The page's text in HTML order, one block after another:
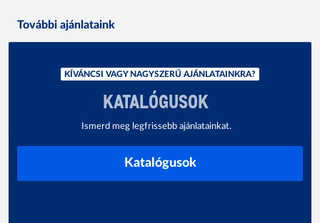
További ajánlataink
KÍVÁNCSI VAGY NAGYSZERŰ AJÁNLATAINKRA?
KATALÓGUSOK
Ismerd meg legfrissebb ajánlatainkat.
Katalógusok